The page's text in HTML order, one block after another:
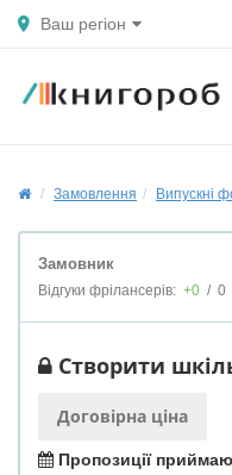
Ваш регіон
Замовлення Випускні
Замовник
Відгуки фрілансерів: +0 / 0
Створити
Договірна ціна
Пропозиції